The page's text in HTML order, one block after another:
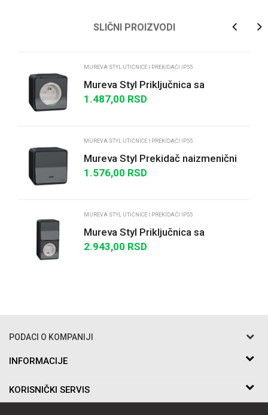
Poruka
SLIČNI PROIZVODI
MUREVA STYL UTIČNICE I PREKIDAČI IP55
Mureva Styl Priključnica sa
zaštitom n/z IP55 Francuski
1.487,00 RSD
MUREVA STYL UTIČNICE I PREKIDAČI IP55
Mureva Styl Prekidač naizmenični
sa lampicom n/z IP55 antracit
1.576,00 RSD
MUREVA STYL UTIČNICE I PREKIDAČI IP55
Mureva Styl Priključnica sa
zaštitom + naizmenični prekidač
2.943,00 RSD
PODACI O KOMPANIJI
Razo DOO
Bakarska br.5
INFORMACIJE
KORISNIČKI SERVIS